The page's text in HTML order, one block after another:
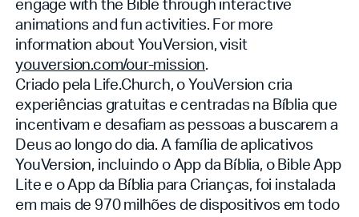
animations and fun activities. For more
information about YouVersion, visit
youversion.com/our-mission.
Criado pela Life.Church, o YouVersion cria
experiências gratuitas e centradas na Bíblia que
incentivam e desafiam as pessoas a buscarem a
Deus ao longo do dia. A família de aplicativos
YouVersion, incluindo o App da Bíblia, o Bible App
Lite e o App da Bíblia para Crianças, foi instalada
em mais de 970 milhões de dispositivos em todo